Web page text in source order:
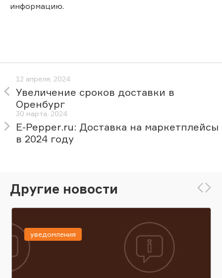
информацию.
12 апреля, 2024
Увеличение сроков доставки в
Оренбург
30 марта, 2024
E-Pepper.ru: Доставка на маркетплейсы
в 2024 году
Другие новости
уведомления